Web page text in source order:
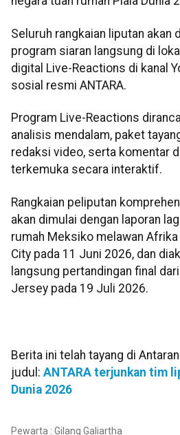
Seluruh rangkaian liputan akan
program siaran langsung di
digital Live-Reactions di kanal
sosial resmi ANTARA.
Program Live-Reactions
analisis mendalam, paket
redaksi video, serta komentar
terkemuka secara interaktif.
Rangkaian peliputan
akan dimulai dengan laporan
rumah Meksiko melawan
City pada 11 Juni 2026, dan
langsung pertandingan final
Jersey pada 19 Juli 2026.
Berita ini telah tayang di
judul: ANTARA terjunkan tim
Dunia 2026
Pewarta : Gilang Galiartha